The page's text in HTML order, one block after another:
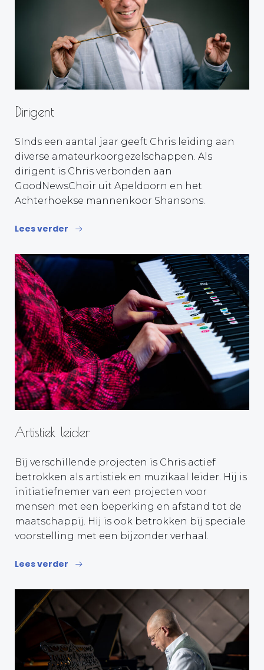
Dirigent
SInds een aantal jaar geeft Chris leiding aan
diverse amateurkoorgezelschappen. Als
dirigent is Chris verbonden aan
GoodNewsChoir uit Apeldoorn en het
Achterhoekse mannenkoor Shansons.
Lees verder
Artistiek leider
Bij verschillende projecten is Chris actief
betrokken als artistiek en muzikaal leider. Hij is
initiatiefnemer van een projecten voor
mensen met een beperking en afstand tot de
maatschappij. Hij is ook betrokken bij speciale
voorstelling met een bijzonder verhaal.
Lees verder